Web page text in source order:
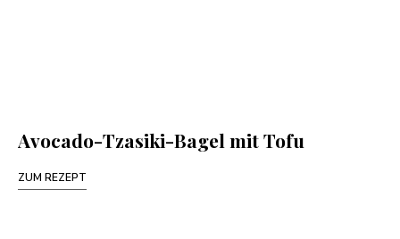
Avocado-Tzasiki-Bagel mit Tofu
ZUM REZEPT